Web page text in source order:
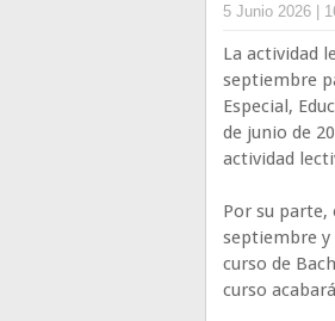
5 Junio 2026 |
La actividad
septiembre
Especial,
de junio de
actividad
Por su parte,
septiembre y
curso de
curso